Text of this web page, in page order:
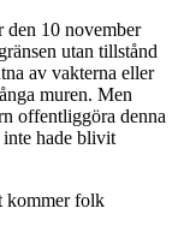
den 10 november
utan tillstånd
av vakterna eller
muren. Men
offentliggöra denna
inte hade blivit
kommer folk